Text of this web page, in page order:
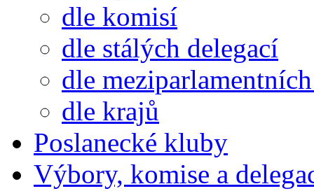
dle komisí
dle stálých delegací
dle
dle krajů
Poslanecké kluby
Výbory, komise a